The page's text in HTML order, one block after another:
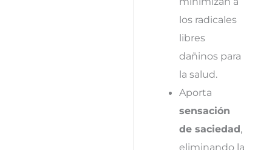
los radicales
libres
dañinos para
la salud.
Aporta
sensación
de saciedad,
eliminando la